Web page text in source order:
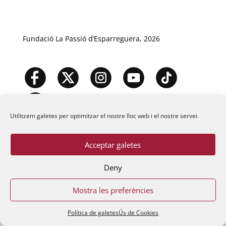
Utilitzem galetes per optimitzar el nostre lloc web i el nostre servei.
Acceptar galetes
Deny
Mostra les preferències
Política de galetesÚs de Cookies
Fundació La Passió d’Esparreguera, 2026